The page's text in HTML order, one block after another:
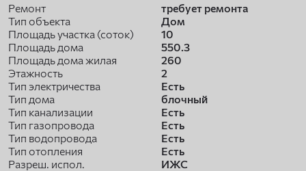
Ремонт
требует ремонта
Тип объекта
Дом
Площадь участка (соток)
10
Площадь дома
550.3
Площадь дома жилая
260
Этажность
2
Тип электричества
Есть
Тип дома
блочный
Тип канализации
Есть
Тип газопровода
Есть
Тип водопровода
Есть
Тип отопления
Есть
Разреш. испол.
ИЖС